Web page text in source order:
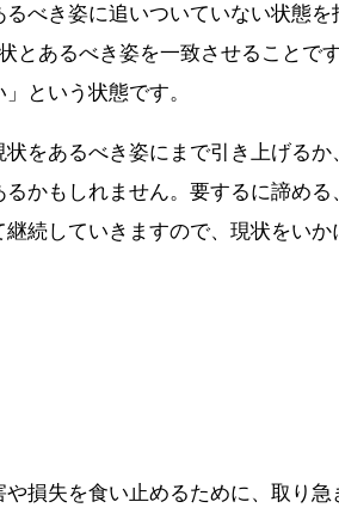
べき姿に追いついていない状態
とあるべき姿を一致させることで
という状態です。
をあるべき姿にまで引き上げる
かもしれません。要するに諦め
続していきますので、現状をい
損失を食い止めるために、取り